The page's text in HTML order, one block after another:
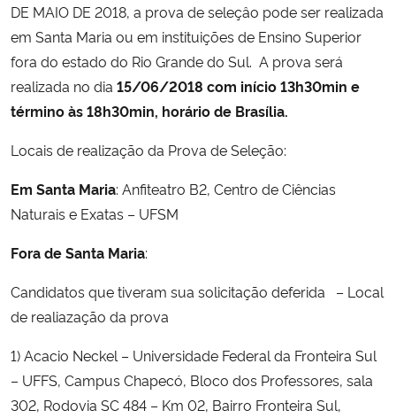
Ministério de Minas e Energia
Ministério da Ciência, Tecnologia, Inovações e Comunicações
Ministério do Meio Ambiente
Ministério do Desenvolvimento Regional
Controladoria-Geral da União
Secretaria-Geral
Secretaria de Governo
DE MAIO DE 2018, a prova de seleçâo pode ser realizada
em Santa Maria ou em instituições de Ensino Superior
fora do estado do Rio Grande do Sul. A prova será
realizada no dia 15/06/2018 com início 13h30min e
término às 18h30min, horário de Brasília.
Locais de realização da Prova de Seleção:
Em Santa Maria: Anfiteatro B2, Centro de Ciências
Naturais e Exatas – UFSM
Fora de Santa Maria:
Candidatos que tiveram sua solicitação deferida – Local
de realiazação da prova
1) Acacio Neckel – Universidade Federal da Fronteira Sul
– UFFS, Campus Chapecó, Bloco dos Professores, sala
302, Rodovia SC 484 – Km 02, Bairro Fronteira Sul,